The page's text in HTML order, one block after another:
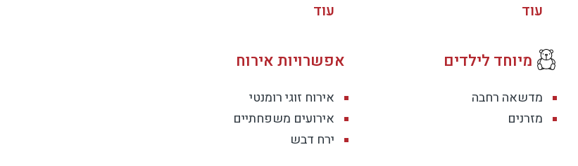
מיוחד לילדים
מדשאה רחבה
מזרנים
אפשרויות אירוח
אירוח זוגי רומנטי
אירועים משפחתיים
ירח דבש